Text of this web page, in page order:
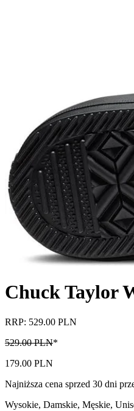
Chuck Taylor
RRP: 529.00 PLN
529.00 PLN*
179.00 PLN
Najniższa cena sprzed 30 dni
Wysokie, Damskie, Męskie,